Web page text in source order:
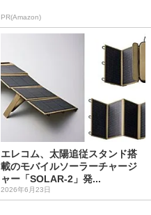
PR(Amazon)
エレコム、太陽追従スタンド搭
載のモバイルソーラーチャージ
ャー「SOLAR-2」発...
2026年6月23日